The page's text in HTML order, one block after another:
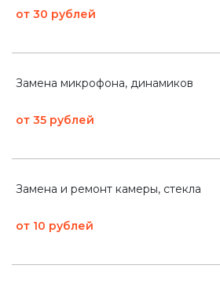
от 30 рублей
Замена микрофона, динамиков
от 35 рублей
Замена и ремонт камеры, стекла
от 10 рублей